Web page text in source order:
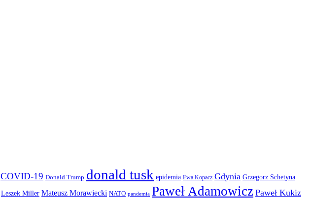
COVID-19 Donald Trump donald tusk epidemia Ewa Kopacz Gdynia Grzegorz Schetyna
Leszek Miller Mateusz Morawiecki NATO pandemia Paweł Adamowicz Paweł Kukiz